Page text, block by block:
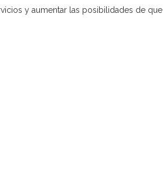
y aumentar las posibilidades de que